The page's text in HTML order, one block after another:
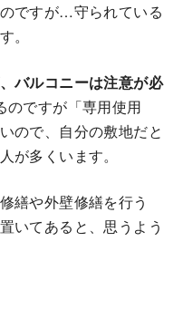
ですが…守られている
。
バルコニーは注意が必
のですが「専用使用
ので、自分の敷地だと
が多くいます。
繕や外壁修繕を行う
いてあると、思うよう